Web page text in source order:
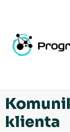
klienta